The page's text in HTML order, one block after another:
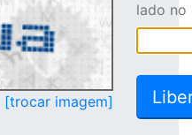
[trocar imagem]
lado no